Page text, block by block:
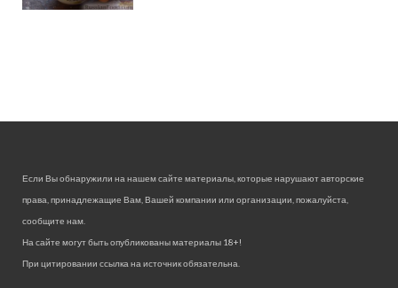
Если Вы обнаружили на нашем сайте материалы, которые нарушают авторские
права, принадлежащие Вам, Вашей компании или организации, пожалуйста,
сообщите нам.
На сайте могут быть опубликованы материалы 18+!
При цитировании ссылка на источник обязательна.